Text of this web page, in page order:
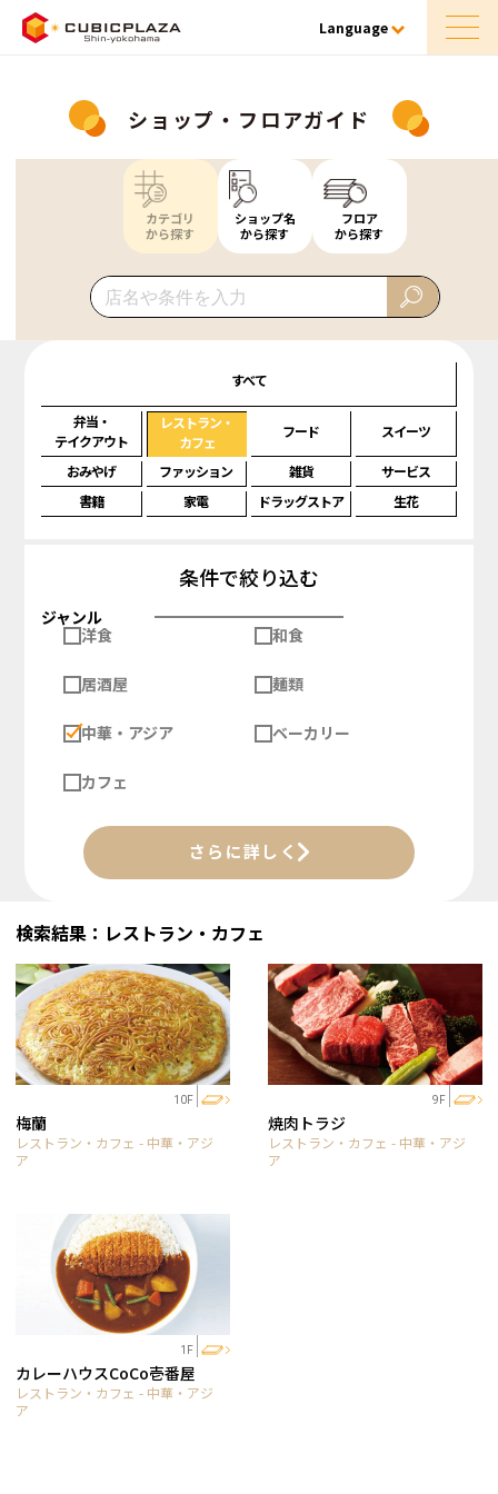
Language
ショップ・フロアガイド
カテゴリ
から探す
ショップ名
から探す
フロア
から探す
すべて
弁当・
テイクアウト
レストラン・
カフェ
フード スイーツ
おみやげ ファッション 雑貨
サービス
書籍
家電 ドラッグストア 生花
条件で絞り込む
ジャンル
洋食
和食
居酒屋 麺類
中華・アジア ベーカリー
カフェ
さらに詳しく
検索結果：レストラン・カフェ
10F
梅蘭
レストラン・カフェ - 中華・アジ
ア
9F
焼肉トラジ
レストラン・カフェ - 中華・アジ
ア
1F
カレーハウスCoCo壱番屋
レストラン・カフェ - 中華・アジ
ア